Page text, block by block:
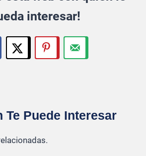
interesar!
Te Puede Interesar